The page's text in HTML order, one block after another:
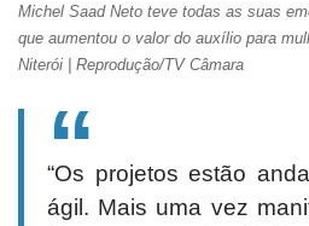
Michel Saad Neto teve todas as suas
que aumentou o valor do auxílio para
Niterói | Reprodução/TV Câmara
“Os projetos estão
ágil. Mais uma vez